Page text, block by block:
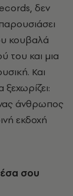
δεν
κουβαλά
του και μια
Και
ξεχωρίζει:
άνθρωπος
εκδοχή
σου